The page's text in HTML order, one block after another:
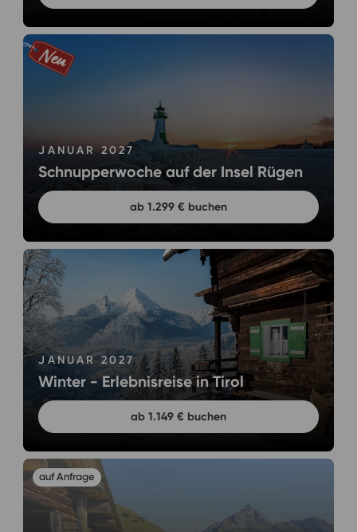
JANUAR 2027
Schnupperwoche auf der Insel Rügen
ab 1.299 € buchen
JANUAR 2027
Winter - Erlebnisreise in Tirol
ab 1.149 € buchen